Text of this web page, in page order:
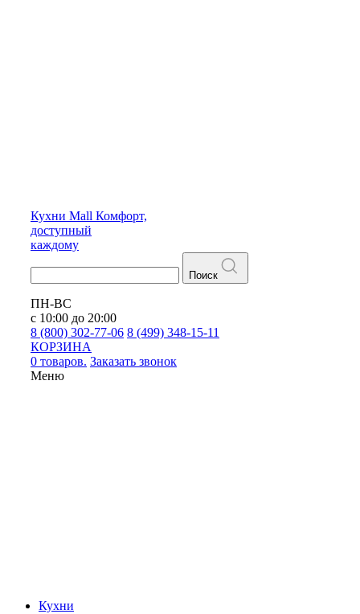
Кухни Mall Комфорт,
доступный
каждому
Поиск
ПН-ВС
с 10:00 до 20:00
8 (800) 302-77-06 8 (499) 348-15-11
КОРЗИНА
0 товаров. Заказать звонок
Меню
Кухни